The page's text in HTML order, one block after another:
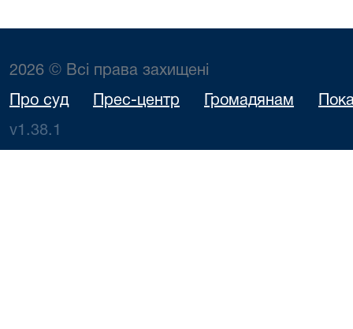
2026 © Всі права захищені
Про суд Прес-центр Громадянам
v1.38.1